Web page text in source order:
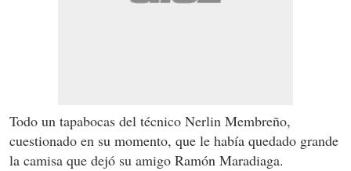
Todo un tapabocas del técnico Nerlin Membreño,
cuestionado en su momento, que le había quedado grande
la camisa que dejó su amigo Ramón Maradiaga.